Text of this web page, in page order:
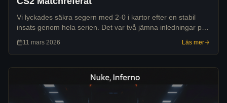
Vi lyckades säkra segern med 2-0 i kartor efter en stabil
insats genom hela serien. Det var två jämna inledningar på
gjorde att vi kunde dr
11 mars 2026 Läs mer